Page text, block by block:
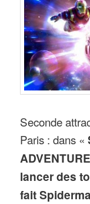
Seconde
Paris : dans «
lancer des
fait